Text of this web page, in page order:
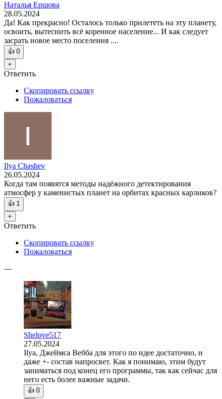
Наталья Ершова
28.05.2024
Да! Как прекрасно! Осталось только прилететь на эту планету,
освоить, вытеснить всё коренное население... И как следует
засрать новое место поселения ....
👍 0
+
Ответить
Скопировать ссылку
Пожаловаться
Ilya Chashev
26.05.2024
Когда там появятся методы надёжного детектирования
атмосфер у каменистых планет на орбитах красных карликов?
👍 1
+
Ответить
Скопировать ссылку
Пожаловаться
—
Shelove517
27.05.2024
Ilya, Джеймса Вебба для этого по идее достаточно, и
даже +- состав напросвет. Как я понимаю, этим будут
заниматься под конец его программы, так как сейчас для
него есть более важные задачи.
👍 0